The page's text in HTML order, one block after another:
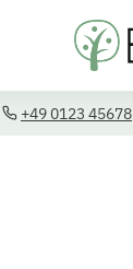
+49 0123 45678